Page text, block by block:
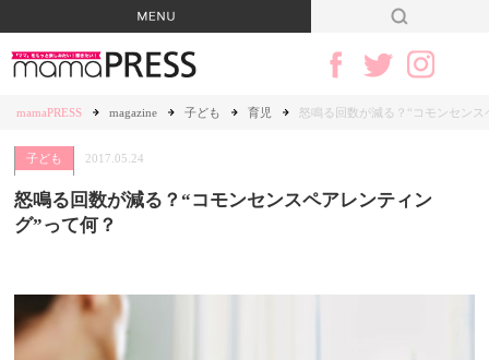
mamaPRESS magazine 子ども 育児 怒鳴る回数が減る？“コモンセン
子ども 2017.05.24
怒鳴る回数が減る？“コモンセンスペアレンティン
グ”って何？